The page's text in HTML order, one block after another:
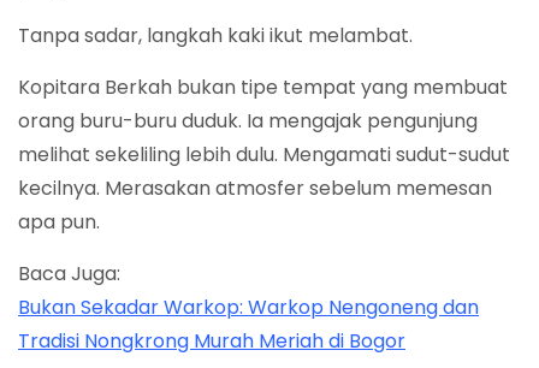
Tanpa sadar, langkah kaki ikut melambat.
Kopitara Berkah bukan tipe tempat yang membuat
orang buru-buru duduk. Ia mengajak pengunjung
melihat sekeliling lebih dulu. Mengamati sudut-sudut
kecilnya. Merasakan atmosfer sebelum memesan
apa pun.
Baca Juga:
Bukan Sekadar Warkop: Warkop Nengoneng dan
Tradisi Nongkrong Murah Meriah di Bogor